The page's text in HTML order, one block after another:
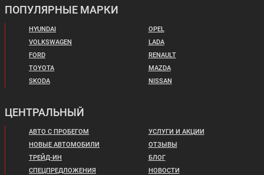
Цена от:
1 500 000 ₽
В кредит от:
20 466 ₽/мес.
Скоро в продаже
DONGFENG MAGE
ПОПУЛЯРНЫЕ МАРКИ
HYUNDAI
VOLKSWAGEN
FORD
TOYOTA
SKODA
OPEL
LADA
RENAULT
MAZDA
NISSAN
ЦЕНТРАЛЬНЫЙ
АВТО С ПРОБЕГОМ
НОВЫЕ АВТОМОБИЛИ
ТРЕЙД-ИН
СПЕЦПРЕДЛОЖЕНИЯ
УСЛУГИ И АКЦИИ
ОТЗЫВЫ
БЛОГ
НОВОСТИ